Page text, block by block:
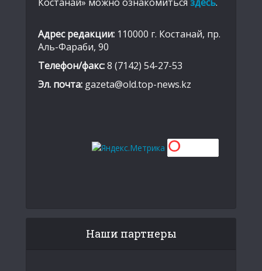
Адрес редакции: 110000 г. Костанай, пр.
Аль-Фараби, 90
Телефон/факс:8 (7142) 54-27-53
Эл. почта: gazeta@old.top-news.kz
Наши партнеры